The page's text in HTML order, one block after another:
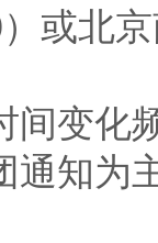
或北
间变化
通知为